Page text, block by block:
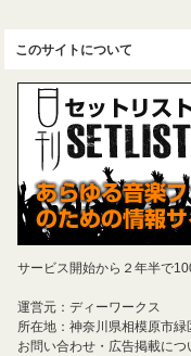
このサイトについて
サービス開始から２年半で
運営元：ディーワークス
所在地：神奈川県相模原市
お問い合わせ・広告掲載に